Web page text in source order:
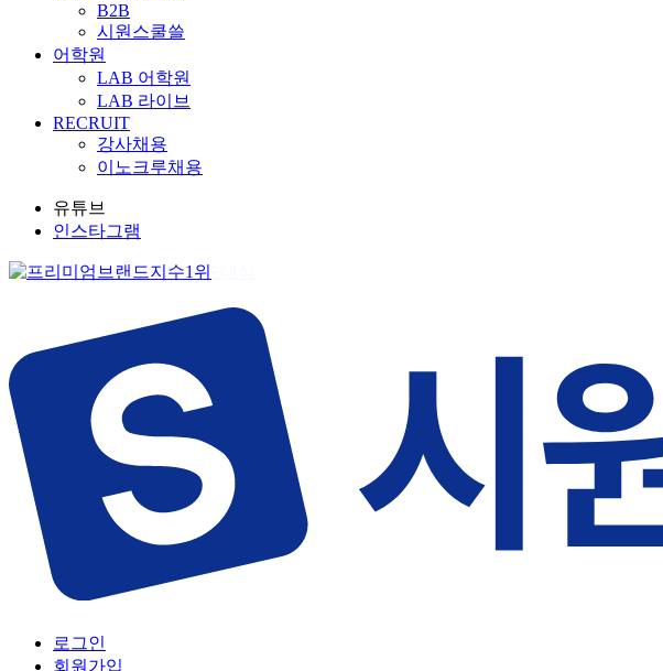
B2B
시원스쿨쓸
어학원
LAB 어학원
LAB 라이브
RECRUIT
강사채용
이노크루채용
유튜브
인스타그램
로그인
회원가입